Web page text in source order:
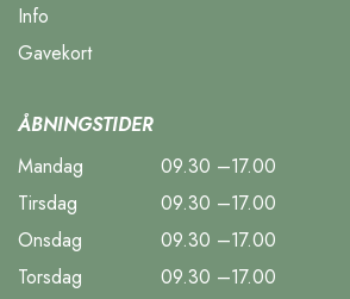
Info
Gavekort
ÅBNINGSTIDER
Mandag
09.30 –17.00
Tirsdag
09.30 –17.00
Onsdag
09.30 –17.00
Torsdag
09.30 –17.00